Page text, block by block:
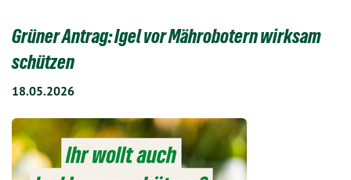
Grüner Antrag: Igel vor Mährobotern wirksam
schützen
18.05.2026